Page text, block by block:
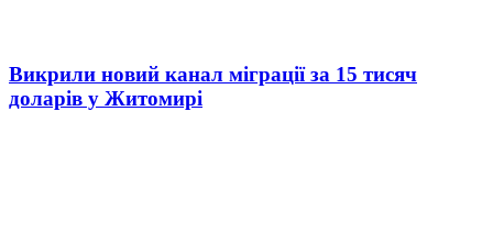
Викрили новий канал міграції за 15 тисяч
доларів у Житомирі